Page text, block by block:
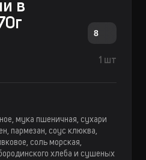
в
8
1 шт
мука пшеничная, сухари
пармезан, соус клюква,
соль морская,
хлеба и сушеных